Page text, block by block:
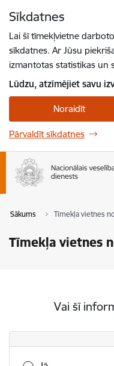
Sīkdatnes
Lai šī tīmekļvietne
sīkdatnes. Ar Jūsu
izmantotas statistikas un
Lūdzu, atzīmējiet savu
Noraidīt
Pārvaldīt sīkdatnes
Sākums Tīmekļa vietnes
Tīmekļa vietnes
Vai šī
Vai šī informācija